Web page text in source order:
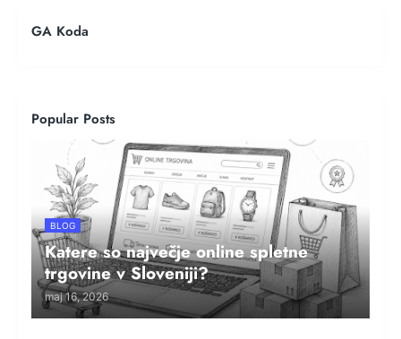
GA Koda
Popular Posts
BLOG
Katere so največje online spletne
trgovine v Sloveniji?
maj 16, 2026